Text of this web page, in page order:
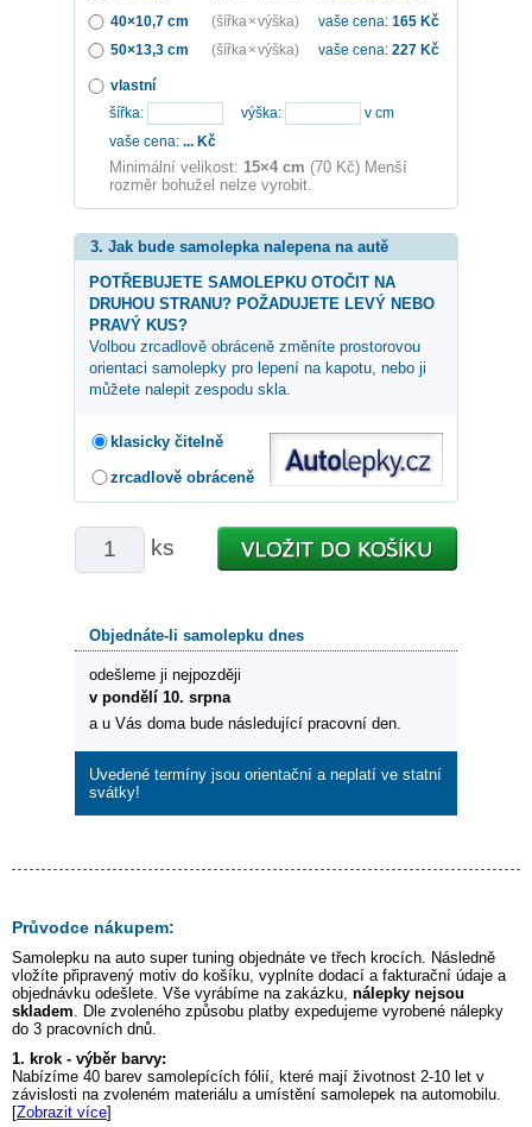
40×10,7 cm
(šířka × výška) vaše cena: 165 Kč
50×13,3 cm
(šířka × výška) vaše cena: 227 Kč
vlastní
šířka:
výška:
v cm
vaše cena: ... Kč
Minimální velikost: 15×4 cm (70 Kč) Menší
rozměr bohužel nelze vyrobit.
3. Jak bude samolepka nalepena na autě
POTŘEBUJETE SAMOLEPKU OTOČIT NA
DRUHOU STRANU? POŽADUJETE LEVÝ NEBO
PRAVÝ KUS?
Volbou zrcadlově obráceně změníte prostorovou
orientaci samolepky pro lepení na kapotu, nebo ji
můžete nalepit zespodu skla.
klasicky čitelně
zrcadlově obráceně
ks
Objednáte-li samolepku dnes
odešleme ji nejpozději
v pondělí 10. srpna
a u Vás doma bude následující pracovní den.
Uvedené termíny jsou orientační a neplatí ve statní
svátky!
Průvodce nákupem:
Samolepku na auto super tuning objednáte ve třech krocích. Následně
vložíte připravený motiv do košíku, vyplníte dodací a fakturační údaje a
objednávku odešlete. Vše vyrábíme na zakázku, nálepky nejsou
skladem . Dle zvoleného způsobu platby expedujeme vyrobené nálepky
do 3 pracovních dnů.
1. krok - výběr barvy:
Nabízíme 40 barev samolepících fólií, které mají životnost 2-10 let v
závislosti na zvoleném materiálu a umístění samolepek na automobilu.
[Zobrazit více]